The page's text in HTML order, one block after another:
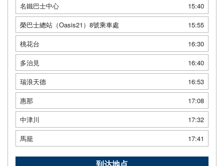
名鐵巴士中心
15:40
榮巴士總站（Oasis21）8號乘車處
15:55
桃花台
16:30
多治見
16:40
瑞浪天德
16:53
惠那
17:08
中津川
17:32
馬籠
17:41
到达地点